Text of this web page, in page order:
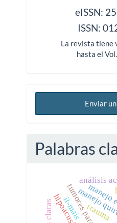
eISSN:
ISSN:
La revista tiene
hasta el
Enviar
Palabras
manejo
trauma
hipoacusia.
análisis
it-mais